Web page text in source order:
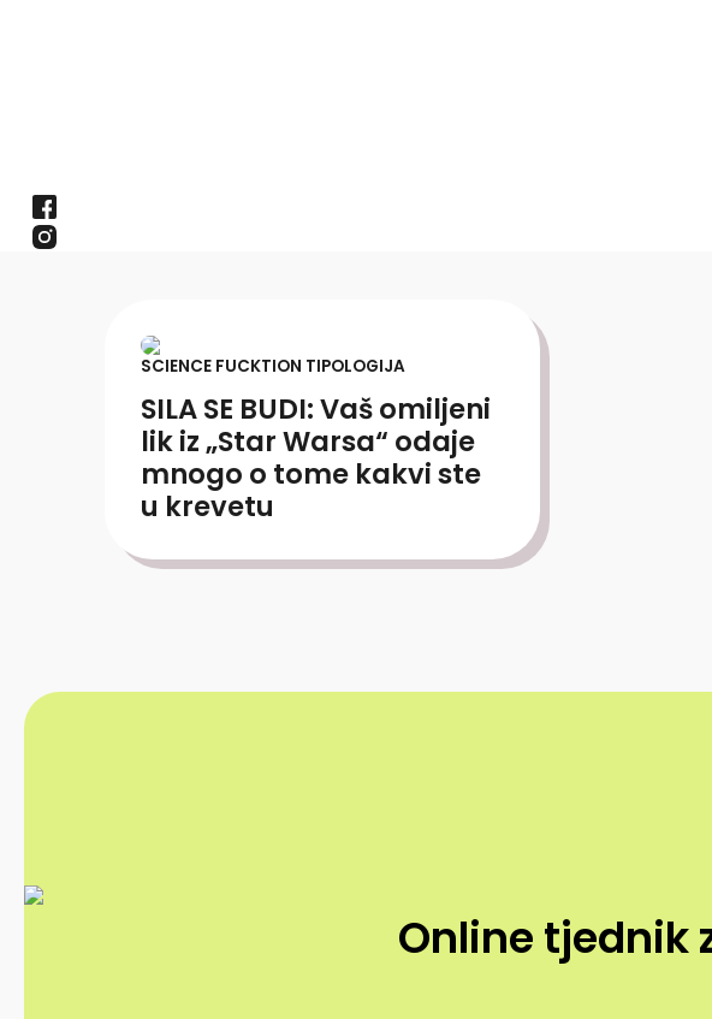
SCIENCE FUCKTION TIPOLOGIJA
SILA SE BUDI: Vaš omiljeni
lik iz „Star Warsa“ odaje
mnogo o tome kakvi ste
u krevetu
Online tjednik